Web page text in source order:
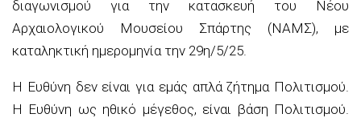
διαγωνισμού για την κατασκευή του Νέου
Αρχαιολογικού Μουσείου Σπάρτης (ΝΑΜΣ), με
καταληκτική ημερομηνία την 29η/5/25.
Η Ευθύνη δεν είναι για εμάς απλά ζήτημα Πολιτισμού.
Η Ευθύνη ως ηθικό μέγεθος, είναι βάση Πολιτισμού.